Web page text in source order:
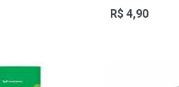
R$ 4,90